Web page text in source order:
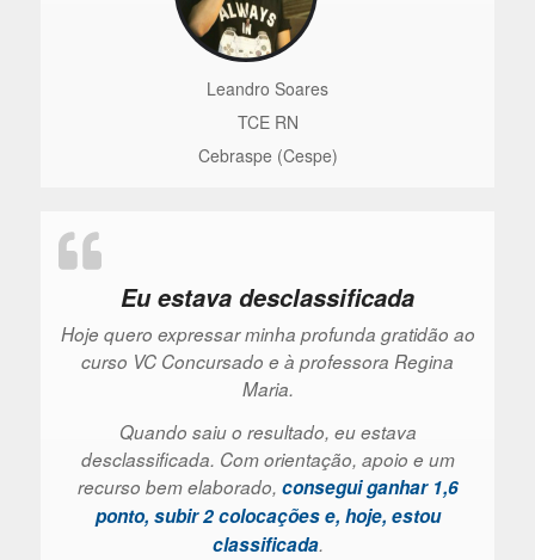
Leandro Soares
TCE RN
Cebraspe (Cespe)
Eu estava desclassificada
Hoje quero expressar minha profunda gratidão ao
curso VC Concursado e à professora Regina
Maria.
Quando saiu o resultado, eu estava
desclassificada. Com orientação, apoio e um
recurso bem elaborado, consegui ganhar 1,6
ponto, subir 2 colocações e, hoje, estou
classificada.